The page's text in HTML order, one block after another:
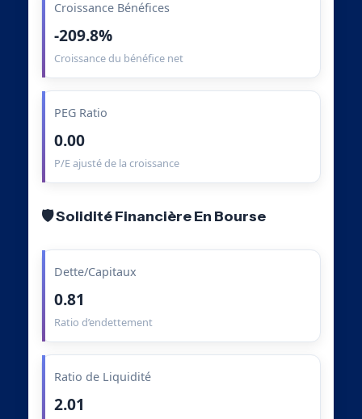
Croissance Bénéfices
-209.8%
Croissance du bénéfice net
PEG Ratio
0.00
P/E ajusté de la croissance
🛡️ Solidité Financière En Bourse
Dette/Capitaux
0.81
Ratio d’endettement
Ratio de Liquidité
2.01